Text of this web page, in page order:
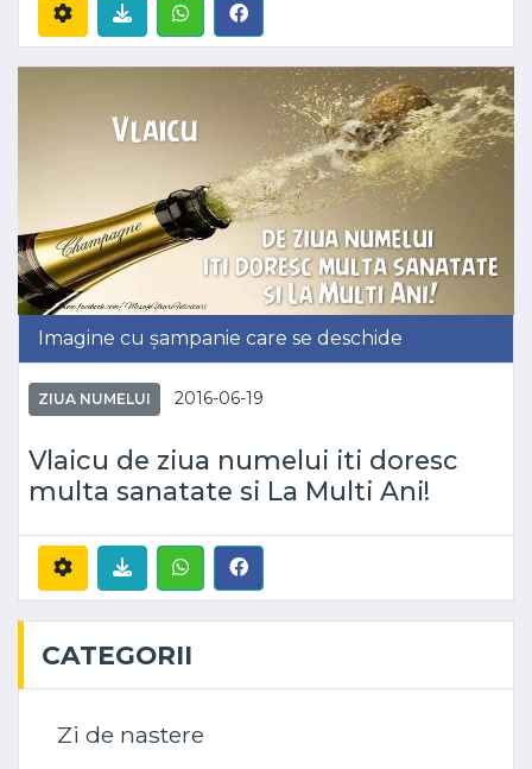
Imagine cu șampanie care se deschide
ZIUA NUMELUI 2016-06-19
Vlaicu de ziua numelui iti doresc
multa sanatate si La Multi Ani!
CATEGORII
Zi de nastere